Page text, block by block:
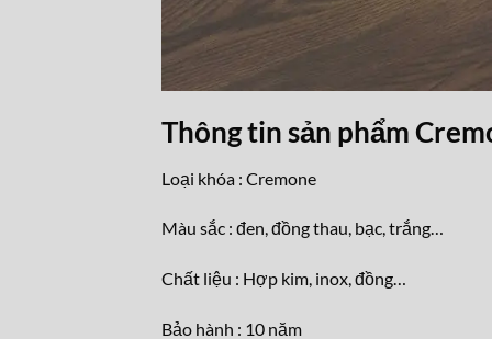
Thông tin sản phẩm
Loại khóa : Cremone
Màu sắc : đen, đồng thau, bạc, trắng…
Chất liệu : Hợp kim, inox, đồng…
Bảo hành : 10 năm